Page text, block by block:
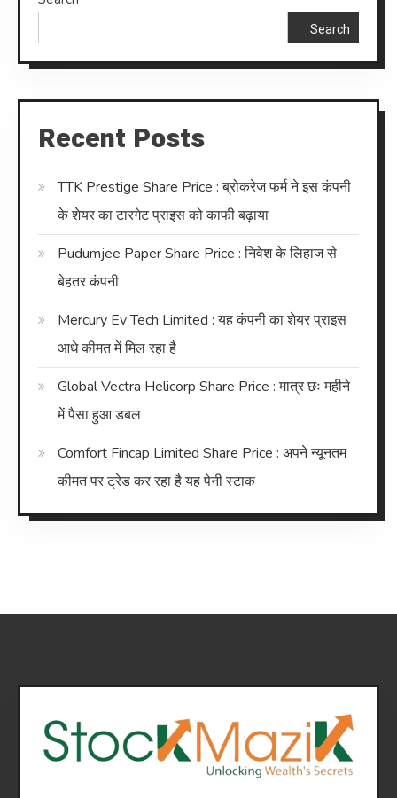
Search
Recent Posts
TTK Prestige Share Price : ब्रोकरेज फर्म ने इस कंपनी
के शेयर का टारगेट प्राइस को काफी बढ़ाया
Pudumjee Paper Share Price : निवेश के लिहाज से
बेहतर कंपनी
Mercury Ev Tech Limited : यह कंपनी का शेयर प्राइस
आधे कीमत में मिल रहा है
Global Vectra Helicorp Share Price : मात्र छः महीने
में पैसा हुआ डबल
Comfort Fincap Limited Share Price : अपने न्यूनतम
कीमत पर ट्रेड कर रहा है यह पेनी स्टाक